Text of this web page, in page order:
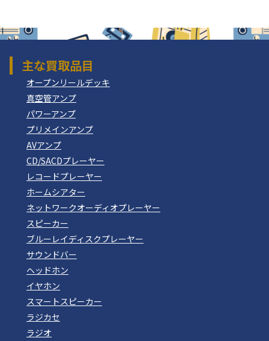
主な買取品目
オープンリールデッキ
真空管アンプ
パワーアンプ
プリメインアンプ
AVアンプ
CD/SACDプレーヤー
レコードプレーヤー
ホームシアター
ネットワークオーディオプレーヤー
スピーカー
ブルーレイディスクプレーヤー
サウンドバー
ヘッドホン
イヤホン
スマートスピーカー
ラジカセ
ラジオ